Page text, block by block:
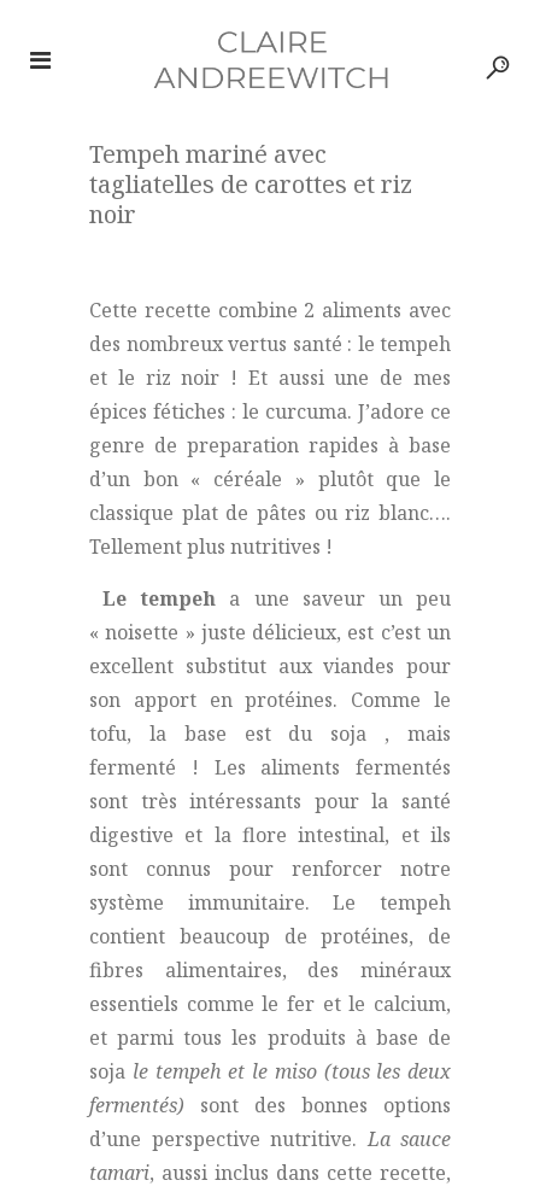
Tempeh mariné avec
tagliatelles de carottes et riz
noir
Cette recette combine 2 aliments avec
des nombreux vertus santé : le tempeh
et le riz noir ! Et aussi une de mes
épices fétiches : le curcuma. J’adore ce
genre de preparation rapides à base
d’un bon « céréale » plutôt que le
classique plat de pâtes ou riz blanc….
Tellement plus nutritives !
Le tempeh a une saveur un peu
« noisette » juste délicieux, est c’est un
excellent substitut aux viandes pour
son apport en protéines. Comme le
tofu, la base est du soja , mais
fermenté ! Les aliments fermentés
sont très intéressants pour la santé
digestive et la flore intestinal, et ils
sont connus pour renforcer notre
système immunitaire. Le tempeh
contient beaucoup de protéines, de
fibres alimentaires, des minéraux
essentiels comme le fer et le calcium,
et parmi tous les produits à base de
soja le tempeh et le miso (tous les deux
fermentés) sont des bonnes options
d’une perspective nutritive.La sauce
tamari, aussi inclus dans cette recette,